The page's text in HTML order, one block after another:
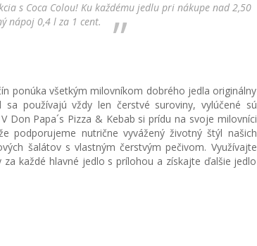
s Coca Colou! Ku každému jedlu pri nákupe nad 2,50
nápoj 0,4 l za 1 cent.
ponúka všetkým milovníkom dobrého jedla originálny
používajú vždy len čerstvé suroviny, vylúčené sú
Don Papa´s Pizza & Kebab si prídu na svoje milovníci
podporujeme nutrične vyvážený životný štýl našich
šalátov s vlastným čerstvým pečivom. Využívajte
každé hlavné jedlo s prílohou a získajte ďalšie jedlo